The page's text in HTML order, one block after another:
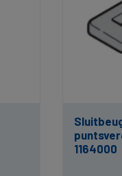
1164000